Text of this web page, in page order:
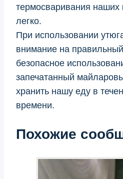
термосваривания наших
легко.
При использовании
внимание на
безопасное
запечатанный
хранить нашу еду в
времени.
Похожие